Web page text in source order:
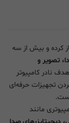
کامپیوتر فعالیت خود را از سال ۱۳۶۴ آغاز کرده و بیش از سه
تصویر و
نادر کامپیوتر
تجهیزات حرفه‌ای
مانند